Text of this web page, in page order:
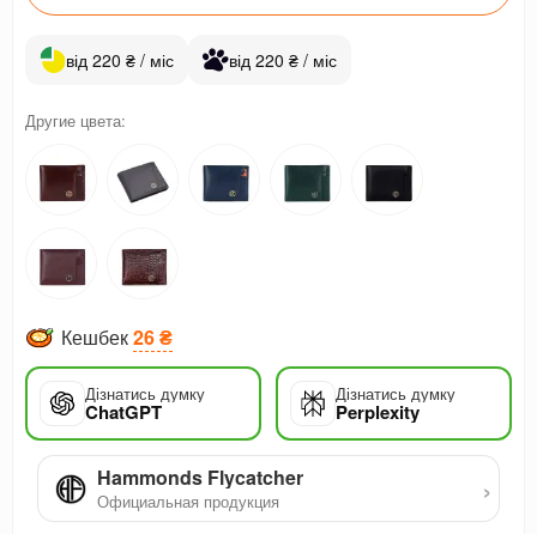
від 220 ₴ / міс від 220 ₴ / міс
Другие цвета:
Кешбек26 ₴
Дізнатись думку
ChatGPT
Дізнатись думку
Perplexity
Hammonds Flycatcher
Официальная продукция ›